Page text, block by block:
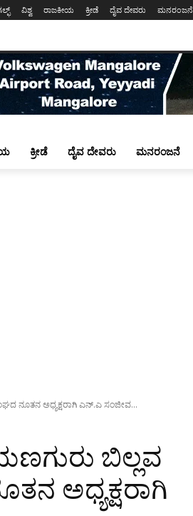
ವಿಶ್ವ ರಾಜಕೀಯ ಕ್ರೀಡೆ ದೈವ ದೇವರು ಮನರಂಜನೆ
ಕ್ರೀಡೆ ದೈವ ದೇವರು ಮನರಂಜನೆ
ನೂತನ ಅಧ್ಯಕ್ಷರಾಗಿ ಎನ್.ಎ ಸಂಜೀವ...
ಬಿಲ್ಲವ
ಅಧ್ಯಕ್ಷರಾಗಿ